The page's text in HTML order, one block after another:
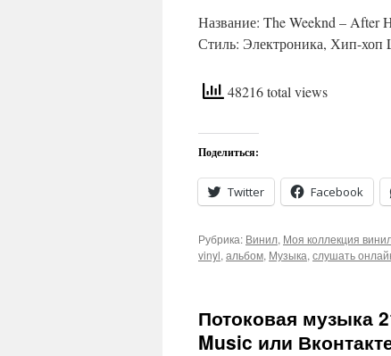
Название: The Weeknd – After
Стиль: Электроника, Хип-хоп
48216 total views
Поделиться:
Twitter Facebook
Рубрика: Винил, Моя коллекция
vinyl, альбом, Музыка, слушать
Потоковая музыка
Music или